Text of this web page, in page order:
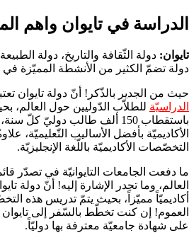
الدراسة في تايوان واهم
تايوان: دولة الثّقافة والتاريخ، دولة
دولة تضمّ الكثير من الأنشطة المميّزة في
حيث من الجدير بالذّكر! أنّ دولة تايوان
الدراسيّة للطلاّب الدّوليين حول العالم،
باستقطاب 150 ألف طالب دوليّ كلّ سنة،
الأكاديميّة بأفضل الأساليب التّعليميّة،
التخصّصات الأكاديميّة باللّغة الإنجليزيّة.
ما دفعت الجامعات التايوانيّة في تصدّر
أكاديميّاً مميّزاً، بحيث يتمّ تدريس هذه
العموم! إن كنت تخطّط بالسّفر إلى
على شهادة جامعيّة معترفة بها دوليّاً.